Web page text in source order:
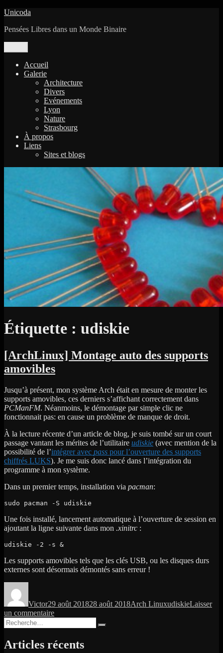
Aller
contenu
Unicoda
Pensées Libres dans un Monde Binaire
Accueil
Galerie
Architecture
Divers
Evénements
Lyon
Nature
Strasbourg
À propos
Liens
Sites et blogs
Étiquette : udiskie
[ArchLinux] Montage auto des supports
amovibles
Jusqu’à présent, mon système Arch était en mesure de monter les
supports amovibles, ces derniers s’affichant correctement dans
PCManFM. Néanmoins, le démontage par simple clic ne
fonctionnait pas: en cause un problème de manque de droit.
À la lecture récente d’un article de blog, je suis tombé sur un court
passage vantant les mérites de l’utilitaire udiskie (avec mention de la
possibilité de l’intégrer avec pass pour l’ouverture des supports
chiffrés LUKS). Je me suis donc lancé dans l’intégration du
programme à mon système.
Dans un premier temps, installation via pacman:
sudo pacman -S udiskie
Une fois installé, lancement automatique à l’ouverture de session en
ajoutant la ligne suivante dans mon .xinitrc :
udiskie -2 -s &
Les supports amovibles tels que les clés USB, ou les disques durs
externes sont désormais démontés sans erreur !
Victor29 août 201828 août 2018Arch LinuxudiskieLaisser
un commentairesur
Montage
auto
des
Recherche
pour :
Articles récents